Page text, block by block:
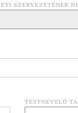
SZERVEZETÉNEK
TESTNEVELŐ